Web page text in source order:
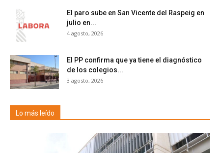
El paro sube en San Vicente del Raspeig en
julio en...
4 agosto, 2026
El PP confirma que ya tiene el diagnóstico
de los colegios...
3 agosto, 2026
Lo más leído